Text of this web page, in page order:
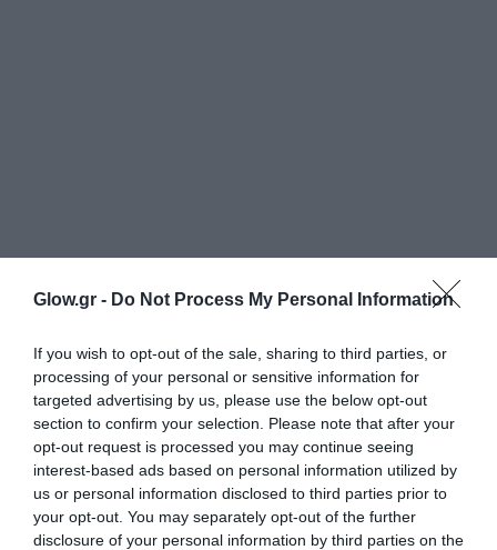
Glow.gr - Do Not Process My Personal Information
If you wish to opt-out of the sale, sharing to third parties, or
processing of your personal or sensitive information for
targeted advertising by us, please use the below opt-out
section to confirm your selection. Please note that after your
opt-out request is processed you may continue seeing
interest-based ads based on personal information utilized by
us or personal information disclosed to third parties prior to
your opt-out. You may separately opt-out of the further
disclosure of your personal information by third parties on the